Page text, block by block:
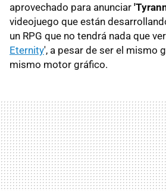
aprovechado para anunciar
videojuego que están
un RPG que no tendrá nada que
Eternity', a pesar de ser el mismo
mismo motor gráfico.